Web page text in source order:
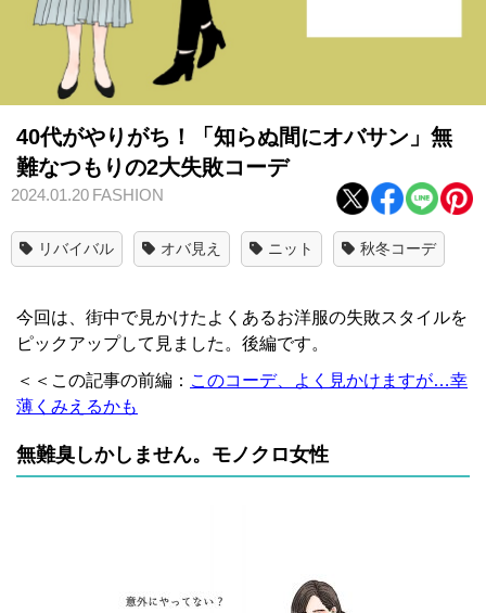
40代がやりがち！「知らぬ間にオバサン」無
難なつもりの2大失敗コーデ
2024.01.20 FASHION
リバイバル オバ見え ニット 秋冬コーデ
今回は、街中で見かけたよくあるお洋服の失敗スタイルを
ピックアップして見ました。後編です。
＜＜この記事の前編： このコーデ、よく見かけますが…幸
薄くみえるかも
無難臭しかしません。モノクロ女性